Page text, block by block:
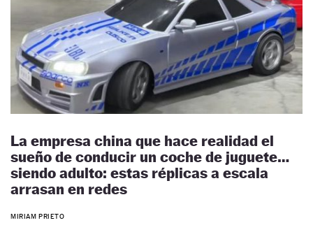
La empresa china que hace realidad el
sueño de conducir un coche de juguete…
siendo adulto: estas réplicas a escala
arrasan en redes
MIRIAM PRIETO